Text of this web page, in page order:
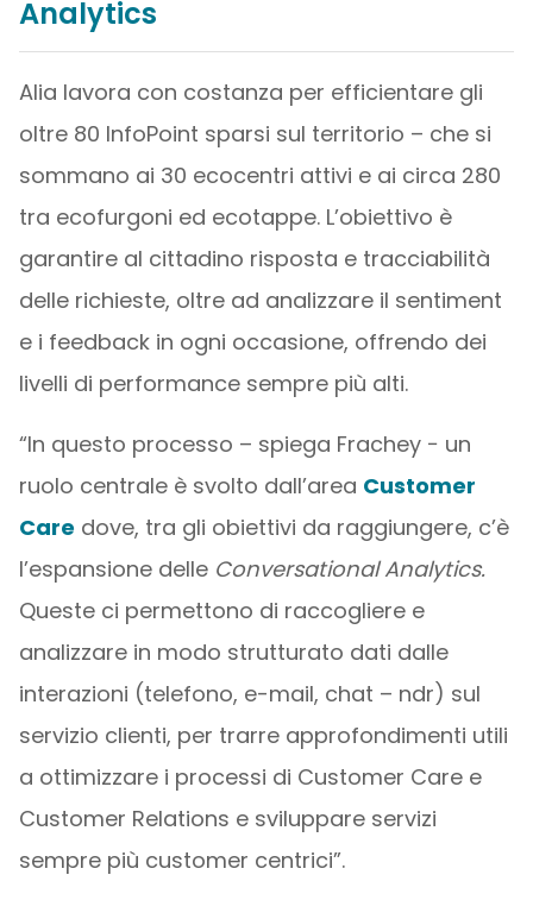
Analytics
Alia lavora con costanza per efficientare gli
oltre 80 InfoPoint sparsi sul territorio – che si
sommano ai 30 ecocentri attivi e ai circa 280
tra ecofurgoni ed ecotappe. L’obiettivo è
garantire al cittadino risposta e tracciabilità
delle richieste, oltre ad analizzare il sentiment
e i feedback in ogni occasione, offrendo dei
livelli di performance sempre più alti.
“In questo processo – spiega Frachey − un
ruolo centrale è svolto dall’area Customer
Care dove, tra gli obiettivi da raggiungere, c’è
l’espansione delle Conversational Analytics.
Queste ci permettono di raccogliere e
analizzare in modo strutturato dati dalle
interazioni (telefono, e-mail, chat – ndr) sul
servizio clienti, per trarre approfondimenti utili
a ottimizzare i processi di Customer Care e
Customer Relations e sviluppare servizi
sempre più customer centrici”.